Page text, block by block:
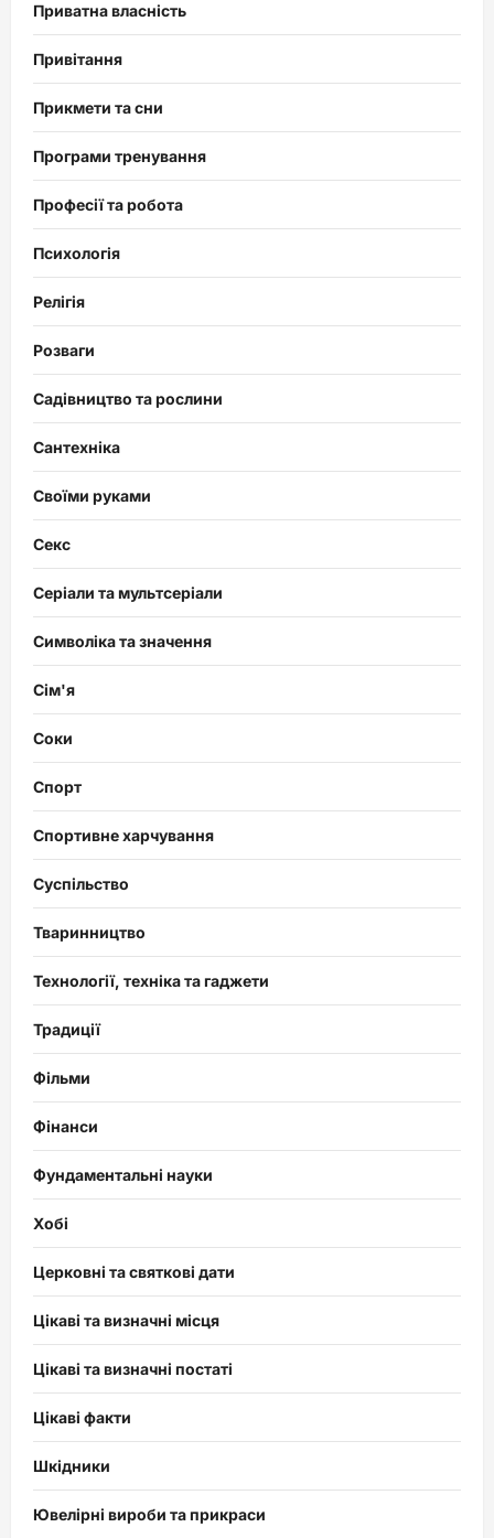
Приватна власність
Привітання
Прикмети та сни
Програми тренування
Професії та робота
Психологія
Релігія
Розваги
Садівництво та рослини
Сантехніка
Своїми руками
Секс
Серіали та мультсеріали
Символіка та значення
Сім'я
Соки
Спорт
Спортивне харчування
Суспільство
Тваринництво
Технології, техніка та гаджети
Традиції
Фільми
Фінанси
Фундаментальні науки
Хобі
Церковні та святкові дати
Цікаві та визначні місця
Цікаві та визначні постаті
Цікаві факти
Шкідники
Ювелірні вироби та прикраси